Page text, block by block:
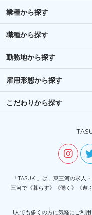
業種から探す
職種から探す
勤務地から探す
雇用形態から探す
こだわりから探す
「TASUKI」は、東三河の求人
三河で《暮らす》《働く》《遊
1人でも多くの方に気軽にご利